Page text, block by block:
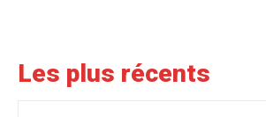
Les plus récents